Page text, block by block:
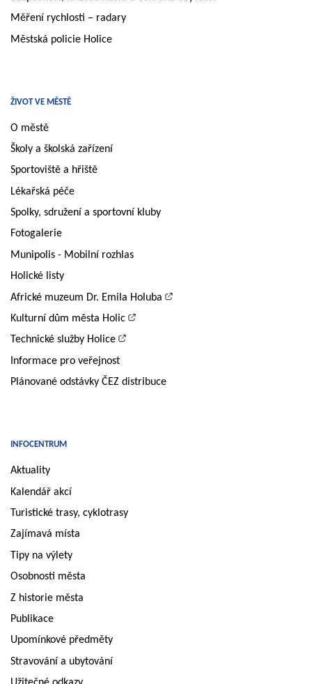
Měření rychlosti – radary
Městská policie Holice
ŽIVOT VE MĚSTĚ
O městě
Školy a školská zařízení
Sportoviště a hřiště
Lékařská péče
Spolky, sdružení a sportovní kluby
Fotogalerie
Munipolis - Mobilní rozhlas
Holické listy
Africké muzeum Dr. Emila Holuba
Kulturní dům města Holic
Technické služby Holice
Informace pro veřejnost
Plánované odstávky ČEZ distribuce
INFOCENTRUM
Aktuality
Kalendář akcí
Turistické trasy, cyklotrasy
Zajímavá místa
Tipy na výlety
Osobnosti města
Z historie města
Publikace
Upomínkové předměty
Stravování a ubytování